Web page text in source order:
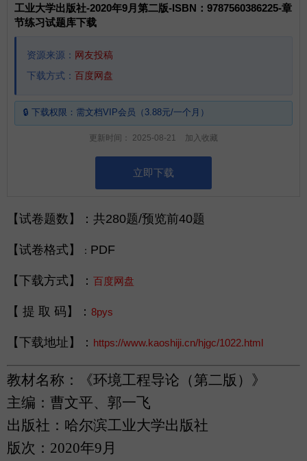
工业大学出版社-2020年9月第二版-ISBN：9787560386225-章
节练习试题库下载
资源来源： 网友投稿
下载方式： 百度网盘
🔒 下载权限： 需文档VIP会员（3.88元/一个月）
更新时间： 2025-08-21 加入收藏
立即下载
【试卷题数 】：共280题/预览前40题
【试卷格式 】 ： PDF
【下载方式 】： 百度网盘
【 提 取 码 】： 8pys
【下载地址 】： https://www.kaoshiji.cn/hjgc/1022.html
教材名称：《环境工程导论 （第二版 ） 》
主编：曹文平、 郭一飞
出版社：哈尔滨工业大学出版社
版次： 2020年9月